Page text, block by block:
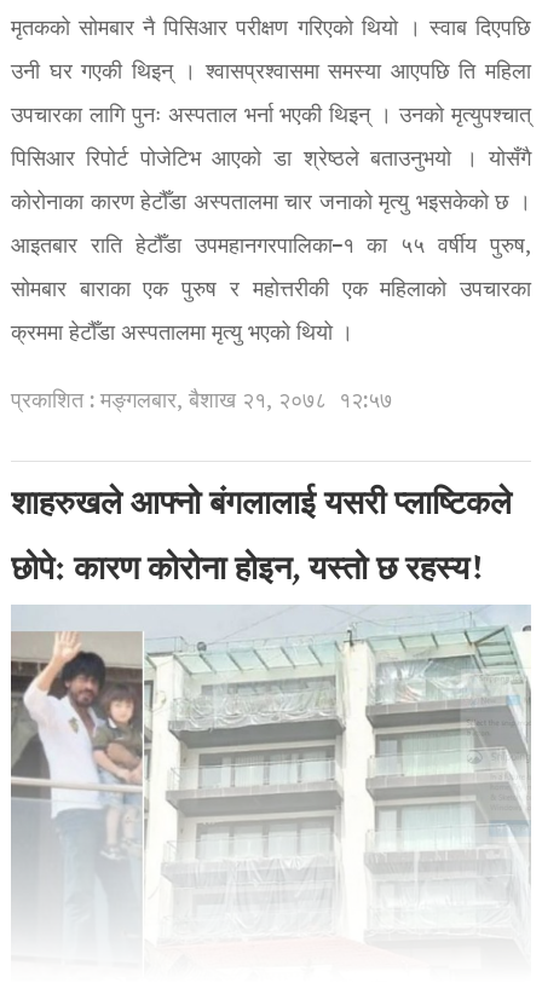
मृतकको सोमबार नै पिसिआर परीक्षण गरिएको थियो । स्वाब दिएपछि
उनी घर गएकी थिइन् । श्वासप्रश्वासमा समस्या आएपछि ति महिला
उपचारका लागि पुनः अस्पताल भर्ना भएकी थिइन् । उनको मृत्युपश्चात्
पिसिआर रिपोर्ट पोजेटिभ आएको डा श्रेष्ठले बताउनुभयो । योसँगै
कोरोनाका कारण हेटौँडा अस्पतालमा चार जनाको मृत्यु भइसकेको छ ।
आइतबार राति हेटौँडा उपमहानगरपालिका–१ का ५५ वर्षीय पुरुष,
सोमबार बाराका एक पुरुष र महोत्तरीकी एक महिलाको उपचारका
क्रममा हेटौँडा अस्पतालमा मृत्यु भएको थियो ।
प्रकाशित : मङ्गलबार, बैशाख २१, २०७८ १२:५७
शाहरुखले आफ्नो बंगलालाई यसरी प्लाष्टिकले
छोपे: कारण कोरोना होइन, यस्तो छ रहस्य!